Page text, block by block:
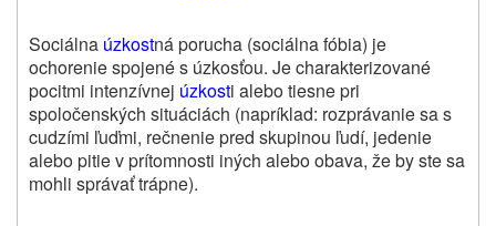
Sociálna úzkostná porucha (sociálna fóbia) je
ochorenie spojené s úzkosťou. Je charakterizované
pocitmi intenzívnej úzkosti alebo tiesne pri
spoločenských situáciách (napríklad: rozprávanie sa s
cudzími ľuďmi, rečnenie pred skupinou ľudí, jedenie
alebo pitie v prítomnosti iných alebo obava, že by ste sa
mohli správať trápne).